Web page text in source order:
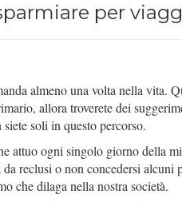
per
almeno una volta nella vita.
allora troverete dei
soli in questo percorso.
attuo ogni singolo giorno della
reclusi o non concedersi alcuni
che dilaga nella nostra società.